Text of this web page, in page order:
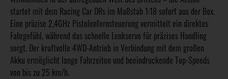
startet mit dem Racing Car DRs im Maßstab 1:18 sofort aus der Box.
Eine präzise 2,4GHz Pistolenfernsteuerung vermittelt ein direktes
Fahrgefühl, während das schnelle Lenkservo für präzises Handling
sorgt. Der kraftvolle 4WD-Antrieb in Verbindung mit dem großen
Akku ermöglicht lange Fahrzeiten und beeindruckende Top-Speeds
von bis zu 25 km/h.